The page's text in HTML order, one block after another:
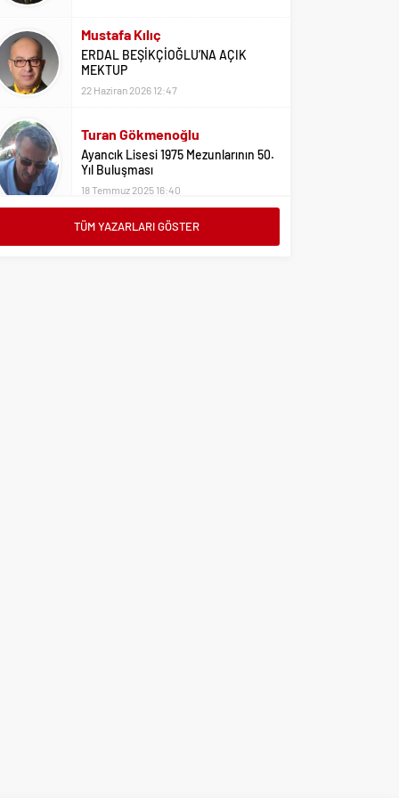
MEKTUP
22 Haziran 2026 12:47
Turan Gökmenoğlu
Yıl Buluşması
18 Temmuz 2025 16:40
Adil Yıldız
Bu Sene Fenerbahçe Ülke Puanlarını
Sırtladı
TÜM YAZARLARI GÖSTER